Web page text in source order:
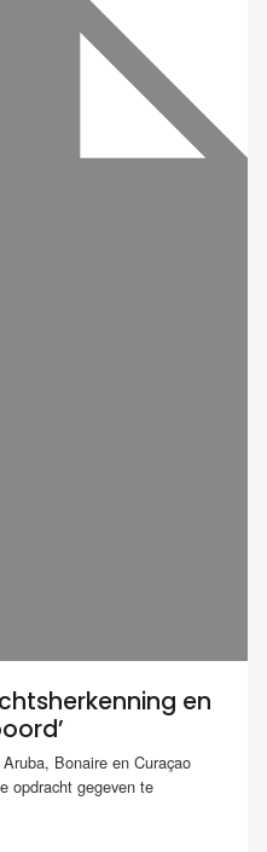
en
Bonaire en Curaçao
opdracht gegeven te